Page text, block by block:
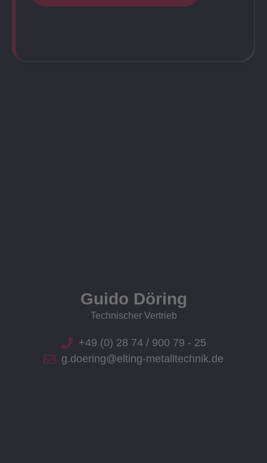
Guido Döring
Technischer Vertrieb
+49 (0) 28 74 / 900 79 - 25
g.doering@elting-metalltechnik.de